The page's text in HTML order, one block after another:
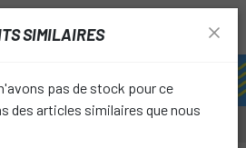
SIMILAIRES
pas de stock pour ce
des articles similaires que nous